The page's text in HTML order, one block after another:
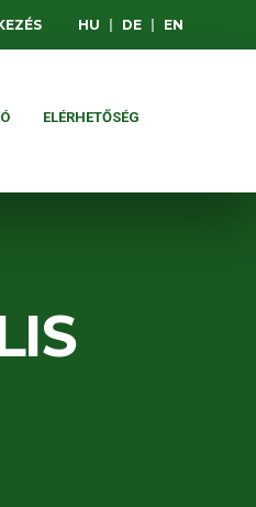
HU DE EN
ELÉRHETŐSÉG